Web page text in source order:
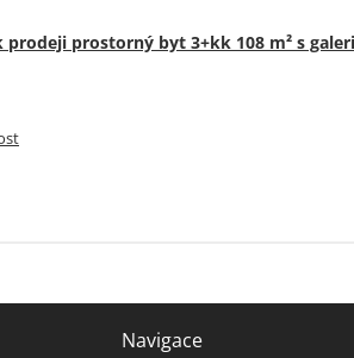
prodeji prostorný byt 3+kk 108 m² s
Navigace